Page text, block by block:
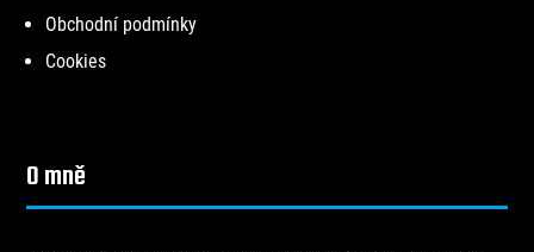
Obchodní podmínky
Cookies
O mně